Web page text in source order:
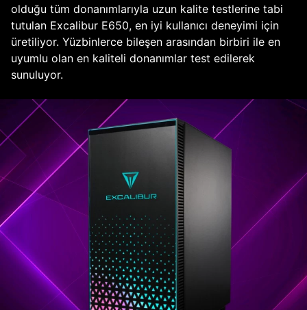
olduğu tüm donanımlarıyla uzun kalite testlerine tabi
tutulan Excalibur E650, en iyi kullanıcı deneyimi için
üretiliyor. Yüzbinlerce bileşen arasından birbiri ile en
uyumlu olan en kaliteli donanımlar test edilerek
sunuluyor.